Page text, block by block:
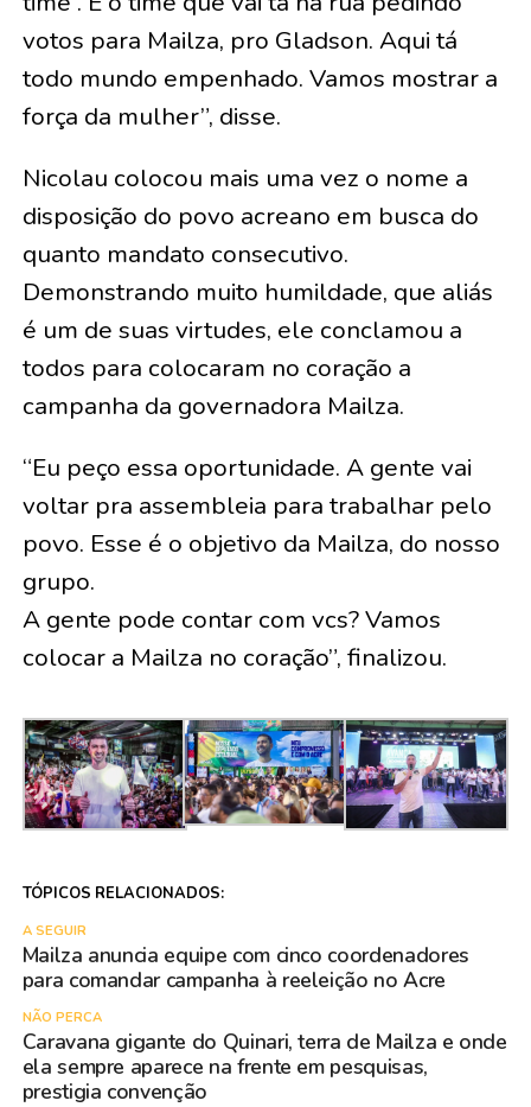
votos para Mailza, pro Gladson. Aqui tá
todo mundo empenhado. Vamos mostrar a
força da mulher”, disse.
Nicolau colocou mais uma vez o nome a
disposição do povo acreano em busca do
quanto mandato consecutivo.
Demonstrando muito humildade, que aliás
é um de suas virtudes, ele conclamou a
todos para colocaram no coração a
campanha da governadora Mailza.
“Eu peço essa oportunidade. A gente vai
voltar pra assembleia para trabalhar pelo
povo. Esse é o objetivo da Mailza, do nosso
grupo.
A gente pode contar com vcs? Vamos
colocar a Mailza no coração”, finalizou.
TÓPICOS RELACIONADOS:
A SEGUIR
Mailza anuncia equipe com cinco coordenadores
para comandar campanha à reeleição no Acre
NÃO PERCA
Caravana gigante do Quinari, terra de Mailza e onde
ela sempre aparece na frente em pesquisas,
prestigia convenção